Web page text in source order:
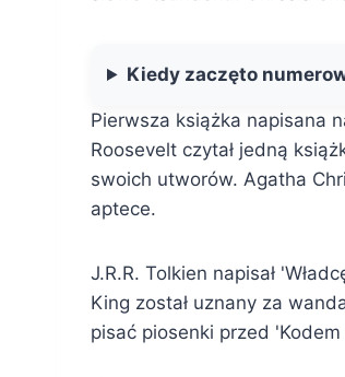
Kiedy zaczęto
Pierwsza książka napisana
Roosevelt czytał jedną
swoich utworów. Agatha
aptece.
J.R.R. Tolkien napisał
King został uznany za
pisać piosenki przed 'Kodem